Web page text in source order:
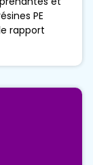
PE
rapport